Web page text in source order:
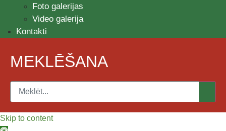
Foto galerijas
Video galerija
Kontakti
MEKLĒŠANA
Skip to content